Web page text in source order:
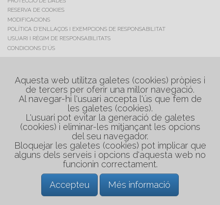
RESERVA DE COOKIES
MODIFICACIONS
POLÍTICA D'ENLLAÇOS I EXEMPCIONS DE RESPONSABILITAT
USUARI I RÈGIM DE RESPONSABILITATS
CONDICIONS D'ÚS
Polig. Industrial "Les Salines"
08880 Cubelles (Barcelona)
Tel. +34 938 954 048
Tel. +34 608 749 234
medirflash@medirflash.cat
Aquesta web utilitza galetes (cookies) pròpies i
de tercers per oferir una millor navegació.
Al navegar-hi l'usuari accepta l'ús que fem de
les galetes (cookies).
L'usuari pot evitar la generació de galetes
(cookies) i eliminar-les mitjançant les opcions
del seu navegador.
Bloquejar les galetes (cookies) pot implicar que
alguns dels serveis i opcions d'aquesta web no
funcionin correctament.
Accepteu
Més informació